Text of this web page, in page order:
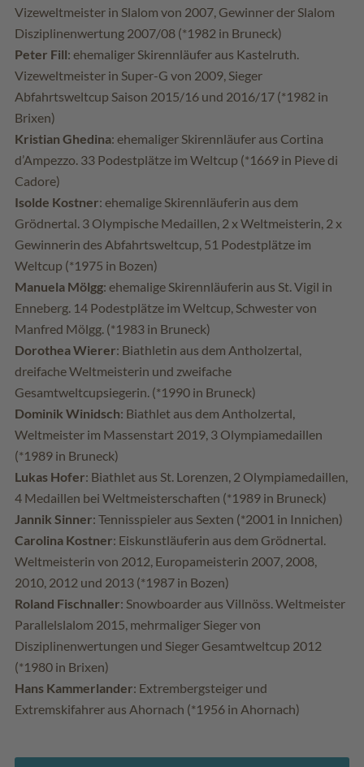
Vizeweltmeister in Slalom von 2007, Gewinner der Slalom
Disziplinenwertung 2007/08 (*1982 in Bruneck)
Peter Fill: ehemaliger Skirennläufer aus Kastelruth.
Vizeweltmeister in Super-G von 2009, Sieger
Abfahrtsweltcup Saison 2015/16 und 2016/17 (*1982 in
Brixen)
Kristian Ghedina: ehemaliger Skirennläufer aus Cortina
d’Ampezzo. 33 Podestplätze im Weltcup (*1669 in Pieve di
Cadore)
Isolde Kostner: ehemalige Skirennläuferin aus dem
Grödnertal. 3 Olympische Medaillen, 2 x Weltmeisterin, 2 x
Gewinnerin des Abfahrtsweltcup, 51 Podestplätze im
Weltcup (*1975 in Bozen)
Manuela Mölgg: ehemalige Skirennläuferin aus St. Vigil in
Enneberg. 14 Podestplätze im Weltcup, Schwester von
Manfred Mölgg. (*1983 in Bruneck)
Dorothea Wierer: Biathletin aus dem Antholzertal,
dreifache Weltmeisterin und zweifache
Gesamtweltcupsiegerin. (*1990 in Bruneck)
Dominik Winidsch: Biathlet aus dem Antholzertal,
Weltmeister im Massenstart 2019, 3 Olympiamedaillen
(*1989 in Bruneck)
Lukas Hofer: Biathlet aus St. Lorenzen, 2 Olympiamedaillen,
4 Medaillen bei Weltmeisterschaften (*1989 in Bruneck)
Jannik Sinner: Tennisspieler aus Sexten (*2001 in Innichen)
Carolina Kostner: Eiskunstläuferin aus dem Grödnertal.
Weltmeisterin von 2012, Europameisterin 2007, 2008,
2010, 2012 und 2013 (*1987 in Bozen)
Roland Fischnaller: Snowboarder aus Villnöss. Weltmeister
Parallelslalom 2015, mehrmaliger Sieger von
Disziplinenwertungen und Sieger Gesamtweltcup 2012
(*1980 in Brixen)
Hans Kammerlander: Extrembergsteiger und
Extremskifahrer aus Ahornach (*1956 in Ahornach)